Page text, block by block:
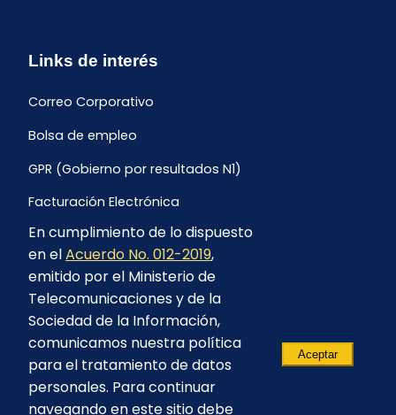
Links de interés
Correo Corporativo
Bolsa de empleo
GPR (Gobierno por resultados N1)
Facturación Electrónica
Archivo Histórico de Facturación
Portal Ambiental y Social
Proyecto Geotérmico Chachimbiro
Contratación consultoría mediante “Lista Corta”
Reglamento de Procesos Asociativos
En cumplimiento de lo dispuesto
en elAcuerdo No. 012-2019,
emitido por el Ministerio de
Telecomunicaciones y de la
Sociedad de la Información,
comunicamos nuestra política
para el tratamiento de datos
personales. Para continuar
navegando en este sitio debe
Aceptar